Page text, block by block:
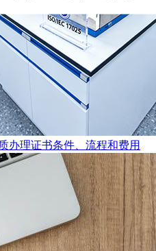
办理证书条件、流程和费用